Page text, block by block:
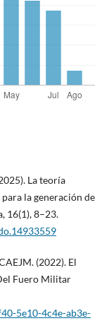
La teoría
la generación de
16(1), 8–23.
(2022). El
Fuero Militar
5e10-4c4e-ab3e-